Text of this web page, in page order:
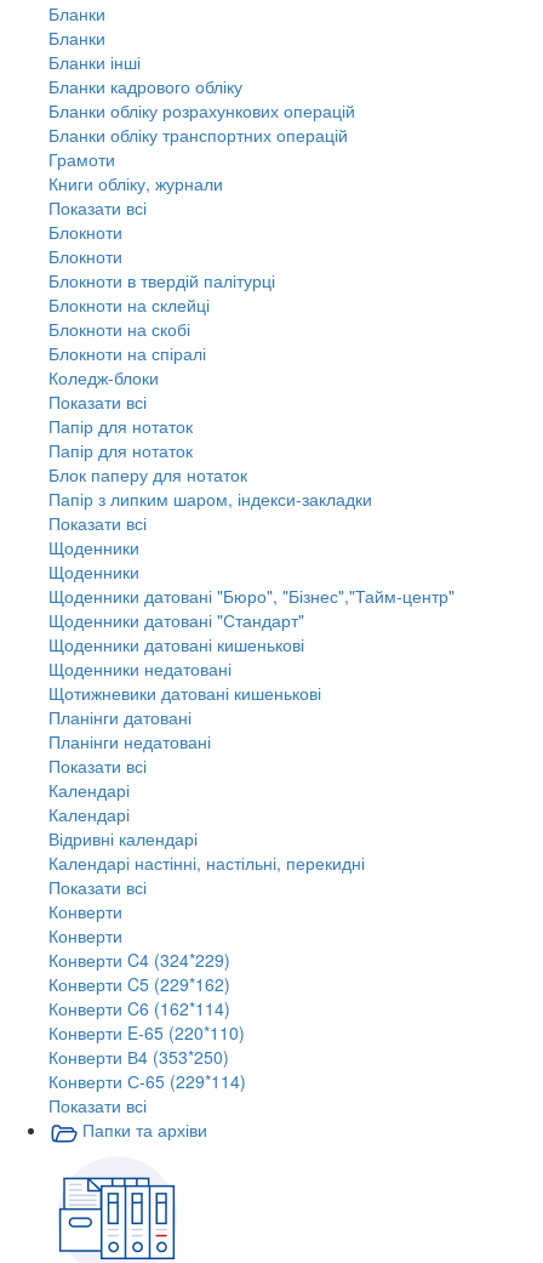
Бланки
Бланки
Бланки інші
Бланки кадрового обліку
Бланки обліку розрахункових операцій
Бланки обліку транспортних операцій
Грамоти
Книги обліку, журнали
Показати всі
Блокноти
Блокноти
Блокноти в твердій палітурці
Блокноти на склейці
Блокноти на скобі
Блокноти на спіралі
Коледж-блоки
Показати всі
Папір для нотаток
Папір для нотаток
Блок паперу для нотаток
Папір з липким шаром, індекси-закладки
Показати всі
Щоденники
Щоденники
Щоденники датовані "Бюро", "Бізнес","Тайм-центр"
Щоденники датовані "Стандарт"
Щоденники датовані кишенькові
Щоденники недатовані
Щотижневики датовані кишенькові
Планінги датовані
Планінги недатовані
Показати всі
Календарі
Календарі
Відривні календарі
Календарі настінні, настільні, перекидні
Показати всі
Конверти
Конверти
Конверти C4 (324*229)
Конверти C5 (229*162)
Конверти C6 (162*114)
Конверти E-65 (220*110)
Конверти В4 (353*250)
Конверти С-65 (229*114)
Показати всі
Папки та архіви